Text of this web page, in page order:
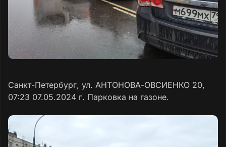
Санкт-Петербург, ул. АНТОНОВА-ОВСИЕНКО 20,
07:23 07.05.2024 г. Парковка на газоне.